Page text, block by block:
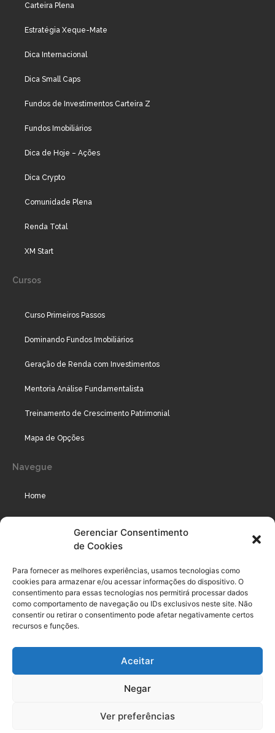
Gerenciar Consentimento
de Cookies
Para fornecer as melhores experiências, usamos tecnologias como
cookies para armazenar e/ou acessar informações do dispositivo. O
consentimento para essas tecnologias nos permitirá processar dados
como comportamento de navegação ou IDs exclusivos neste site. Não
consentir ou retirar o consentimento pode afetar negativamente certos
recursos e funções.
Aceitar
Negar
Ver preferências
Carteira Plena
Estratégia Xeque-Mate
Dica Internacional
Dica Small Caps
Fundos de Investimentos Carteira Z
Fundos Imobiliários
Dica de Hoje – Ações
Dica Crypto
Comunidade Plena
Renda Total
XM Start
Cursos
Curso Primeiros Passos
Dominando Fundos Imobiliários
Geração de Renda com Investimentos
Mentoria Análise Fundamentalista
Treinamento de Crescimento Patrimonial
Mapa de Opções
Navegue
Home
Podcast
Legal
Termo de uso do usuário e assinante